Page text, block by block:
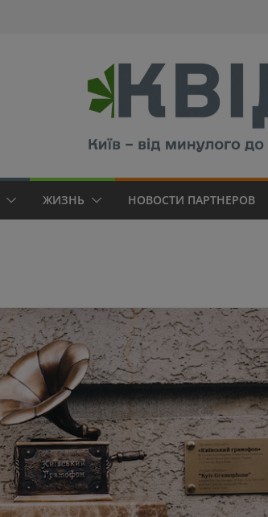
ЖИЗНЬ НОВОСТИ ПАРТНЕРОВ